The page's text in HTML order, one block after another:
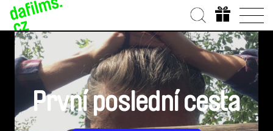
První poslední cesta